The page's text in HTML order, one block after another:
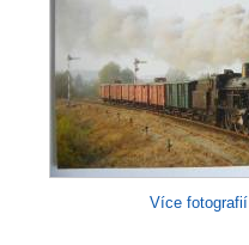
Více fotografií